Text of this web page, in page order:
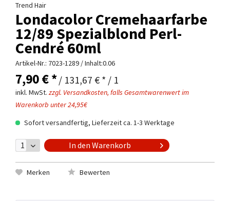
Trend Hair
Londacolor Cremehaarfarbe
12/89 Spezialblond Perl-
Cendré 60ml
Artikel-Nr.: 7023-1289 / Inhalt:0.06
7,90 € */ 131,67 € * / 1
inkl. MwSt. zzgl. Versandkosten, falls Gesamtwarenwert im
Warenkorb unter 24,95€
Sofort versandfertig, Lieferzeit ca. 1-3 Werktage
In den Warenkorb
Merken Bewerten